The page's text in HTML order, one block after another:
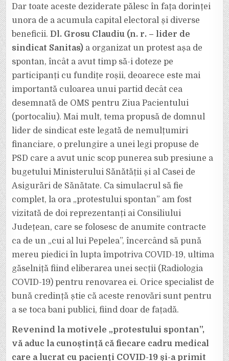
Dar toate aceste deziderate pălesc în fața dorinței
unora de a acumula capital electoral și diverse
beneficii.Dl. Grosu Claudiu (n. r. – lider de
sindicat Sanitas) a organizat un protest așa de
spontan, încât a avut timp să-i doteze pe
participanți cu fundițe roșii, deoarece este mai
importantă culoarea unui partid decât cea
desemnată de OMS pentru Ziua Pacientului
(portocaliu). Mai mult, tema propusă de domnul
lider de sindicat este legată de nemulțumiri
financiare, o prelungire a unei legi propuse de
PSD care a avut unic scop punerea sub presiune a
bugetului Ministerului Sănătății și al Casei de
Asigurări de Sănătate. Ca simulacrul să fie
complet, la ora „protestului spontan” am fost
vizitată de doi reprezentanți ai Consiliului
Județean, care se folosesc de anumite contracte
ca de un „cui al lui Pepelea”, încercând să pună
mereu piedici în lupta împotriva COVID-19, ultima
găselniță fiind eliberarea unei secții (Radiologia
COVID-19) pentru renovarea ei. Orice specialist de
bună credință știe că aceste renovări sunt pentru
a se toca bani publici, fiind doar de fațadă.
Revenind la motivele „protestului spontan”,
vă aduc la cunoștință că fiecare cadru medical
care a lucrat cu pacienți COVID-19 și-a primit